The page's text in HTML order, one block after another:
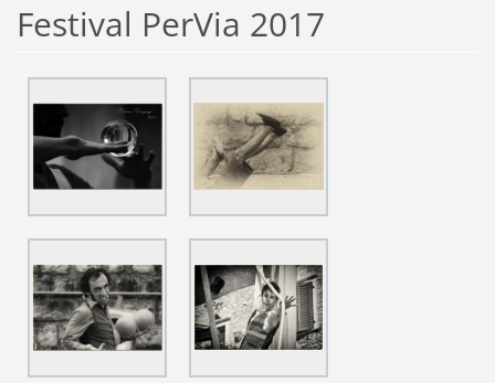
Festival PerVia 2017